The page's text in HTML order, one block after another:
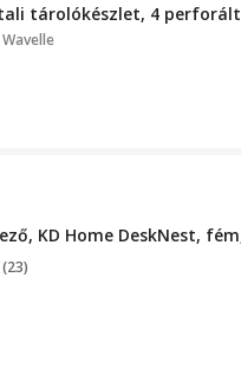
tárolókészlet, 4
Wavelle
KD Home DeskNest,
(23)